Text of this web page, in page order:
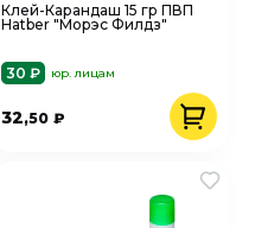
Клей-Карандаш 15 гр ПВП
Hatber "Морэс Филдз"
30 ₽ юр. лицам
32,50 ₽